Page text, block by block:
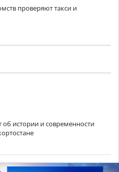
проверяют такси и
истории и современности